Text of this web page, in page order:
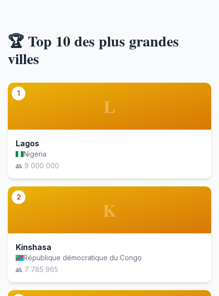
🏆 Top 10 des plus grandes
villes
1
L
Lagos
Nigeria
👥 9 000 000
2
K
Kinshasa
République démocratique du Congo
👥 7 785 965